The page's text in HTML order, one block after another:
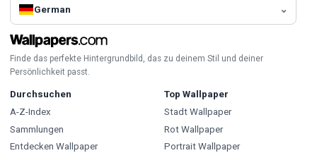
German
Finde das perfekte Hintergrundbild, das zu deinem Stil und deiner
Persönlichkeit passt.
Durchsuchen
A-Z-Index
Sammlungen
Entdecken Wallpaper
Top Wallpaper
Stadt Wallpaper
Rot Wallpaper
Portrait Wallpaper